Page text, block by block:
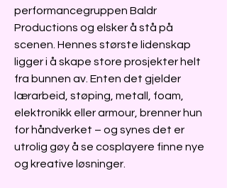
performancegruppen Baldr
Productions og elsker å stå på
scenen. Hennes største lidenskap
ligger i å skape store prosjekter helt
fra bunnen av. Enten det gjelder
lærarbeid, støping, metall, foam,
elektronikk eller armour, brenner hun
for håndverket – og synes det er
utrolig gøy å se cosplayere finne nye
og kreative løsninger.